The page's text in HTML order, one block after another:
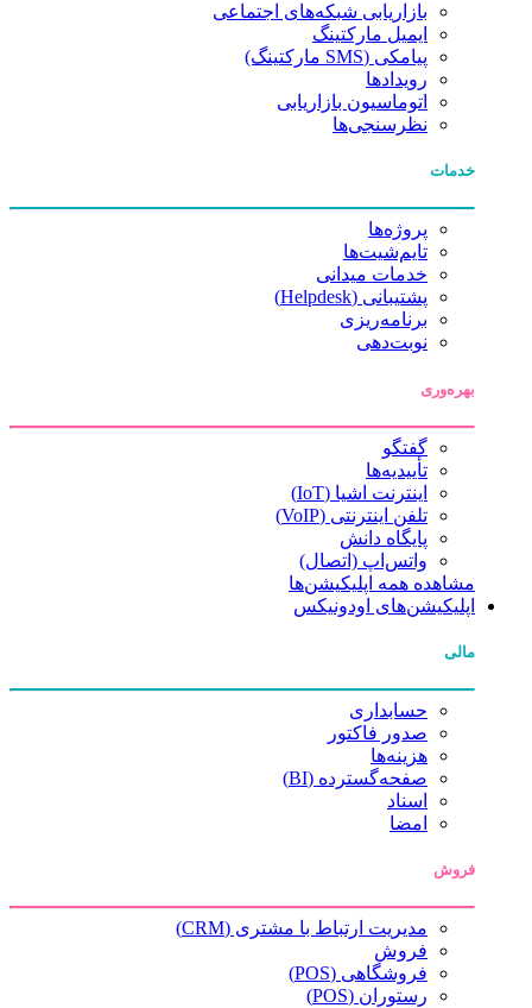
بازاریابی شبکه‌های اجتماعی
ایمیل مارکتینگ
پیامکی (SMS مارکتینگ)
رویدادها
اتوماسیون بازاریابی
نظرسنجی‌ها
خدمات
پروژه‌ها
تایم‌شیت‌ها
خدمات میدانی
پشتیبانی (Helpdesk)
برنامه‌ریزی
نوبت‌دهی
بهره‌وری
گفتگو
تأییدیه‌ها
اینترنت اشیا (IoT)
تلفن اینترنتی (VoIP)
پایگاه دانش
واتس‌اپ (اتصال)
مشاهده همه اپلیکیشن‌ها
اپلیکیشن‌های اودونیکس
مالی
حسابداری
صدور فاکتور
هزینه‌ها
صفحه‌گسترده (BI)
اسناد
امضا
فروش
مدیریت ارتباط با مشتری (CRM)
فروش
فروشگاهی (POS)
رستوران (POS)